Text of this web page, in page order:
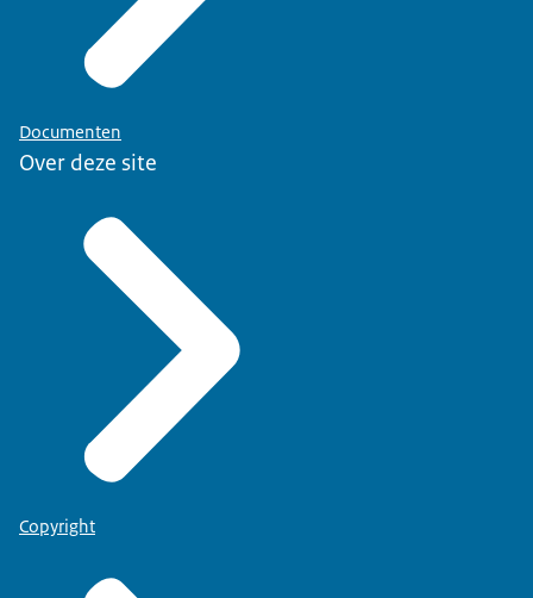
Documenten
Over deze site
Copyright